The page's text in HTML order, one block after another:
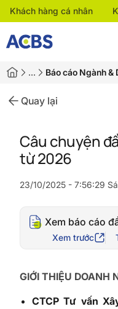
Khách hàng cá nhân
… Báo cáo Ngành &
Quay lại
Câu chuyện
từ 2026
23/10/2025 - 7:56:29
Xem báo cáo
Xem trước
GIỚI THIỆU DOANH
CTCP Tư vấn